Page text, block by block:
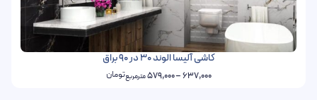
کاشی آلیسا الوند 30 در 90 براق
637,000
–
579,000مترمربعتومان